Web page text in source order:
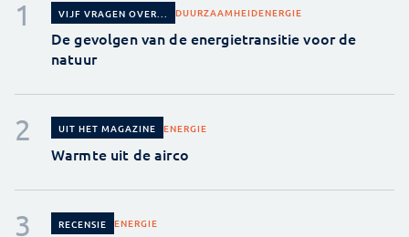
VIJF VRAGEN OVER... DUURZAAMHEIDENERGIE
De gevolgen van de energietransitie voor de
natuur
UIT HET MAGAZINE ENERGIE
Warmte uit de airco
RECENSIE ENERGIE